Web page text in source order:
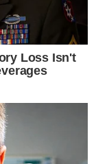
Loss Isn't